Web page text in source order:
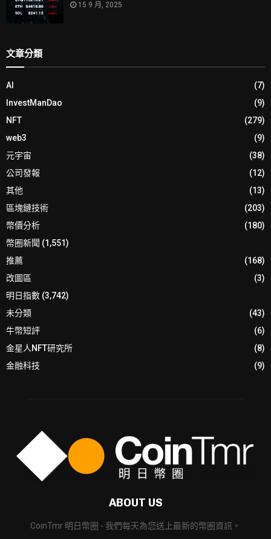
15 9 月, 2025
文章分類
AI
(7)
InvestManDao
(9)
NFT
(279)
web3
(9)
元宇宙
(38)
公司發報
(12)
其他
(13)
區塊鏈技術
(203)
幣價分析
(180)
幣圈新聞 (1,551)
推薦
(168)
改圖區
(3)
明日指數 (3,742)
未分類
(43)
牛幣短評
(6)
金星人NFT研究所
(8)
金融科技
(9)
ABOUT US
CoinTmr 明日幣圈 - 我們每天為您送上最新的幣圈資訊。